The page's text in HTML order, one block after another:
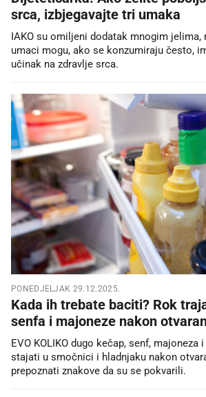
srca, izbjegavajte tri umaka
IAKO su omiljeni dodatak mnogim jelima,
umaci mogu, ako se konzumiraju često,
učinak na zdravlje srca.
PONEDJELJAK 29.12.2025.
Kada ih trebate baciti? Rok
senfa i majoneze nakon
EVO KOLIKO dugo kečap, senf, majoneza
stajati u smočnici i hladnjaku nakon
prepoznati znakove da su se pokvarili.